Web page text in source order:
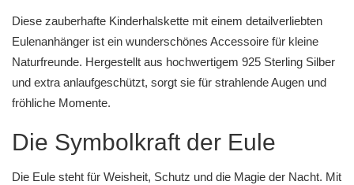
Diese zauberhafte Kinderhalskette mit einem detailverliebten
Eulenanhänger ist ein wunderschönes Accessoire für kleine
Naturfreunde. Hergestellt aus hochwertigem 925 Sterling Silber
und extra anlaufgeschützt, sorgt sie für strahlende Augen und
fröhliche Momente.
Die Symbolkraft der Eule
Die Eule steht für Weisheit, Schutz und die Magie der Nacht. Mit